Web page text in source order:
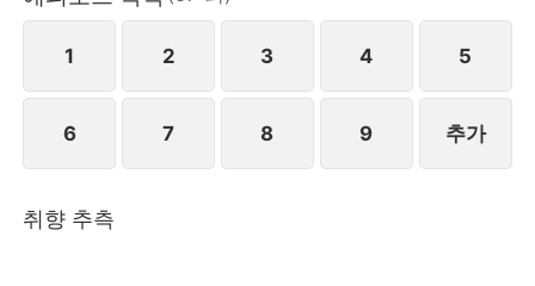
1 2 3 4 5
6 7 8 9 추가
취향 추측